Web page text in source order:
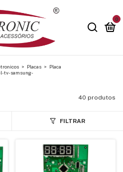
0
> Placas > Placa
tv-samsung-
40 produtos
FILTRAR